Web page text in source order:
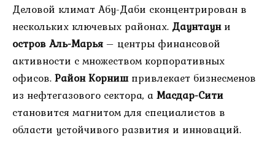
Деловой климат Абу-Даби сконцентрирован в
нескольких ключевых районах. Даунтауни
остров Аль-Марья – центры финансовой
активности с множеством корпоративных
офисов.Район Корнишпривлекает бизнесменов
из нефтегазового сектора, аМасдар-Сити
становится магнитом для специалистов в
области устойчивого развития и инноваций.